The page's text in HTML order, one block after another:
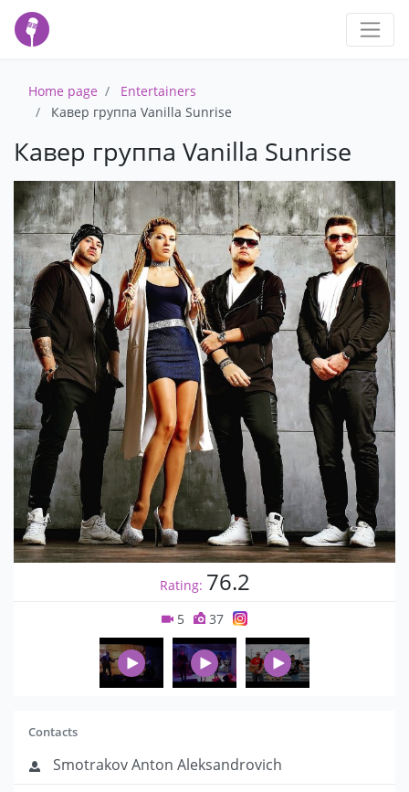
Home page
Entertainers
Кавер группа Vanilla Sunrise
Кавер группа Vanilla Sunrise
Rating: 76.2
5 37
Contacts
Smotrakov Anton Aleksandrovich